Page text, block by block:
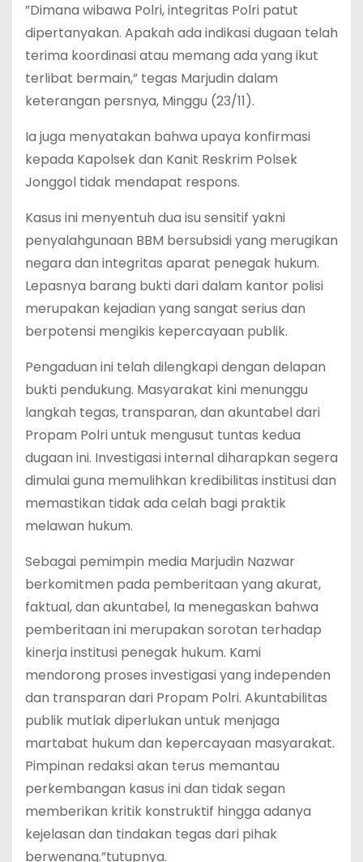
‎”Dimana wibawa Polri, integritas Polri patut
dipertanyakan. Apakah ada indikasi dugaan telah
terima koordinasi atau memang ada yang ikut
terlibat bermain,” tegas Marjudin dalam
keterangan persnya, Minggu (23/11).
‎Ia juga menyatakan bahwa upaya konfirmasi
kepada Kapolsek dan Kanit Reskrim Polsek
Jonggol tidak mendapat respons.
‎Kasus ini menyentuh dua isu sensitif yakni
penyalahgunaan BBM bersubsidi yang merugikan
negara dan integritas aparat penegak hukum.
Lepasnya barang bukti dari dalam kantor polisi
merupakan kejadian yang sangat serius dan
berpotensi mengikis kepercayaan publik.
‎Pengaduan ini telah dilengkapi dengan delapan
bukti pendukung. Masyarakat kini menunggu
langkah tegas, transparan, dan akuntabel dari
Propam Polri untuk mengusut tuntas kedua
dugaan ini. Investigasi internal diharapkan segera
dimulai guna memulihkan kredibilitas institusi dan
memastikan tidak ada celah bagi praktik
melawan hukum.
‎Sebagai pemimpin media Marjudin Nazwar
berkomitmen pada pemberitaan yang akurat,
faktual, dan akuntabel, Ia menegaskan bahwa
pemberitaan ini merupakan sorotan terhadap
kinerja institusi penegak hukum. Kami
mendorong proses investigasi yang independen
dan transparan dari Propam Polri. Akuntabilitas
publik mutlak diperlukan untuk menjaga
martabat hukum dan kepercayaan masyarakat.
Pimpinan redaksi akan terus memantau
perkembangan kasus ini dan tidak segan
memberikan kritik konstruktif hingga adanya
kejelasan dan tindakan tegas dari pihak
berwenang.”tutupnya.